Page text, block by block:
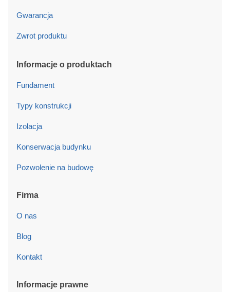
Gwarancja
Zwrot produktu
Informacje o produktach
Fundament
Typy konstrukcji
Izolacja
Konserwacja budynku
Pozwolenie na budowę
Firma
O nas
Blog
Kontakt
Informacje prawne